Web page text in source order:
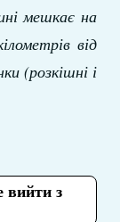
мешкає на
від
(розкішні і
вийти з